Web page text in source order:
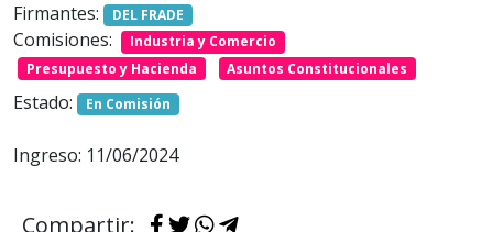
Firmantes:
DEL FRADE
Comisiones:
Industria y Comercio
Presupuesto y Hacienda
Asuntos Constitucionales
Estado: En Comisión
Ingreso: 11/06/2024
Compartir: